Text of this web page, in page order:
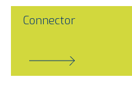
Connector